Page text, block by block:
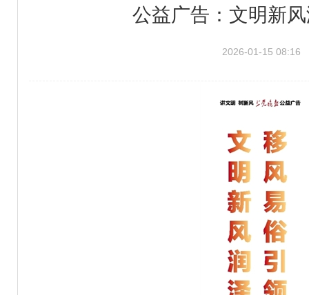
公益广告：文明新
2026-01-15 08:16